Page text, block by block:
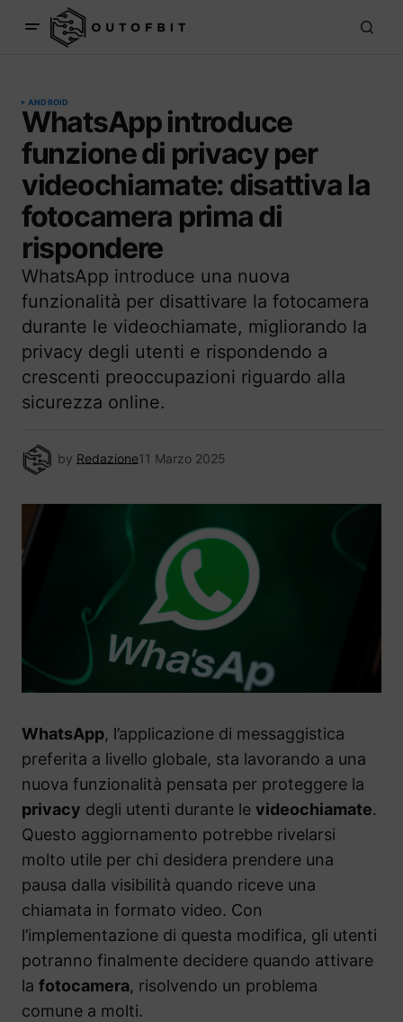
ANDROID
WhatsApp introduce
funzione di privacy per
videochiamate: disattiva la
fotocamera prima di
rispondere
WhatsApp introduce una nuova
funzionalità per disattivare la fotocamera
durante le videochiamate, migliorando la
privacy degli utenti e rispondendo a
crescenti preoccupazioni riguardo alla
sicurezza online.
by Redazione11 Marzo 2025
WhatsApp, l’applicazione di messaggistica
preferita a livello globale, sta lavorando a una
nuova funzionalità pensata per proteggere la
privacy degli utenti durante le videochiamate.
Questo aggiornamento potrebbe rivelarsi
molto utile per chi desidera prendere una
pausa dalla visibilità quando riceve una
chiamata in formato video. Con
l’implementazione di questa modifica, gli utenti
potranno finalmente decidere quando attivare
la fotocamera, risolvendo un problema
comune a molti.